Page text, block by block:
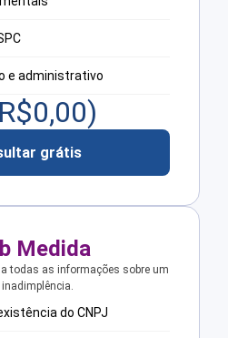
e administrativo
0,00)
grátis
Medida
todas as informações sobre um
do CNPJ